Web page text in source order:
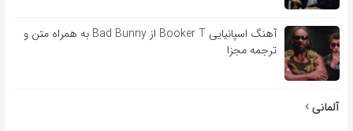
آهنگ اسپانیایی Booker T از Bad Bunny به همراه متن و
ترجمه مجزا
آلمانی